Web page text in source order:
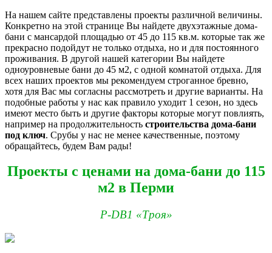
На нашем сайте представлены проекты различной величины.
Конкретно на этой странице Вы найдете двухэтажные дома-
бани с мансардой площадью от 45 до 115 кв.м. которые так же
прекрасно подойдут не только отдыха, но и для постоянного
проживания. В другой нашей категории Вы найдете
одноуровневые бани до 45 м2, с одной комнатой отдыха. Для
всех наших проектов мы рекомендуем строганное бревно,
хотя для Вас мы согласны рассмотреть и другие варианты. На
подобные работы у нас как правило уходит 1 сезон, но здесь
имеют место быть и другие факторы которые могут повлиять,
например на продолжительность строительства дома-бани
под ключ. Срубы у нас не менее качественные, поэтому
обращайтесь, будем Вам рады!
Проекты с ценами на дома-бани до 115
м2 в Перми
P-DB1 «Троя»